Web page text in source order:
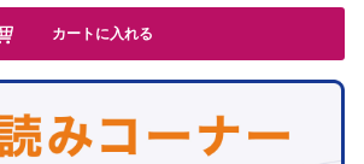
カートに入れる